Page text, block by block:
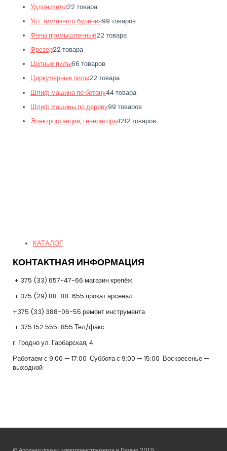
Удлинители22 товара
Уст. алмазного бурения99 товаров
Фены промышленные22 товара
Фрезер22 товара
Цепные пилы66 товаров
Циркулярные пилы22 товара
Шлиф машина по бетону44 товара
Шлиф машины по дереву99 товаров
Электростанции, генераторы1212 товаров
КАТАЛОГ
КОНТАКТНАЯ ИНФОРМАЦИЯ
+ 375 (33) 657-47-66 магазин крепёж
+ 375 (29) 88-88-655 прокат арсенал
+375 (33) 388-06-55 ремонт инструмента
+ 375 152 555-855 Тел/факс
г. Гродно ул. Гарбарская, 4
Работаем с 9:00 — 17:00 Суббота с 9:00 — 15:00 Воскресенье —
выходной